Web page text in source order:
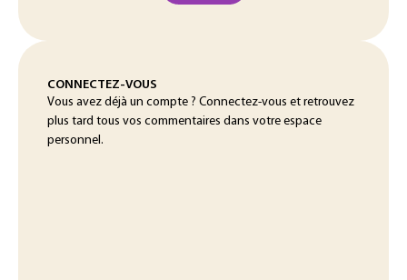
CONNECTEZ-VOUS
Vous avez déjà un compte ? Connectez-vous et retrouvez
plus tard tous vos commentaires dans votre espace
personnel.